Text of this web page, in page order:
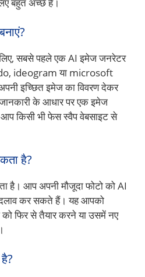
बहुत अच्छे हैं।
सबसे पहले एक AI इमेज जनरेटर
ideogram या microsoft
इच्छित इमेज का विवरण देकर
के आधार पर एक इमेज
किसी भी फेस स्वैप वेबसाइट से
है?
है। आप अपनी मौजूदा फोटो को AI
कर सकते हैं। यह आपको
को फिर से तैयार करने या उसमें नए